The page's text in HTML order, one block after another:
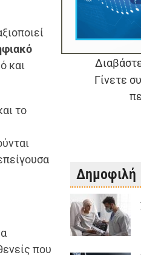
και
το
που
Γίνετε
Δημοφιλή